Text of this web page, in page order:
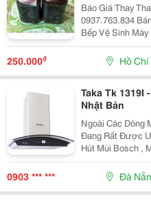
Báo Giá Thay
0937.763.834 Bán Than Hoạt Tính Máy Hút Mùi Nhà
Bếp Vệ Sinh Máy Hút Mùi: 350.000Đ/Lần Bán Than Hoạt
Tính 1 Hộp:
250.000₫ Hồ Chí
Taka Tk 1319I
Nhật Bản
Ngoài Các Dòng
Đang Rất Được
Hút Mùi Bosch ,
Phẩm Hút Khử
Chị Em Nội Trợ
0903 *** *** Đà